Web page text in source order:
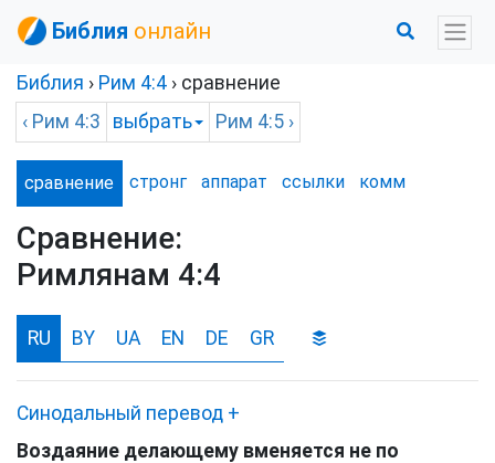
Библия онлайн
Библия › Рим 4:4 › сравнение
‹ Рим 4:3 выбрать Рим 4:5 ›
сравнение стронг аппарат ссылки комм
Сравнение:
Римлянам 4:4
RU BY UA EN DE GR
Синодальный перевод +
Воздаяние делающему вменяется не по